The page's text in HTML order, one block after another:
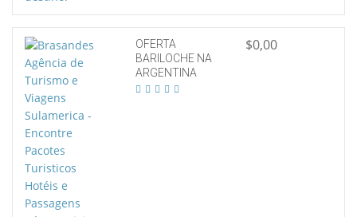
OFERTA
BARILOCHE NA
ARGENTINA
$0,00